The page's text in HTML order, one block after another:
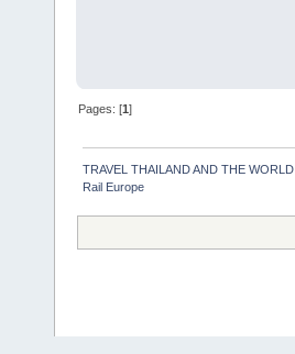
Pages: [1]
TRAVEL THAILAND AND THE WORLD
Rail Europe